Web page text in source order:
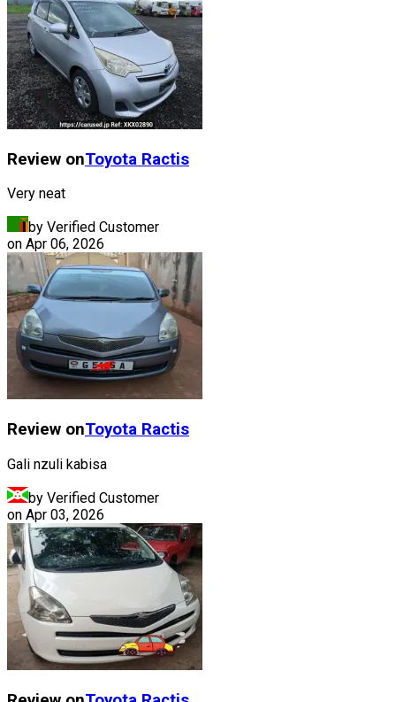
Review onToyota Ractis
Very neat
by Verified Customer
on Apr 06, 2026
Review onToyota Ractis
Gali nzuli kabisa
by Verified Customer
on Apr 03, 2026